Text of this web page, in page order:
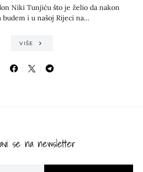
Niki Tunjiću što je želio da nakon
budem i u našoj Rijeci na…
VIŠE
se na newsletter